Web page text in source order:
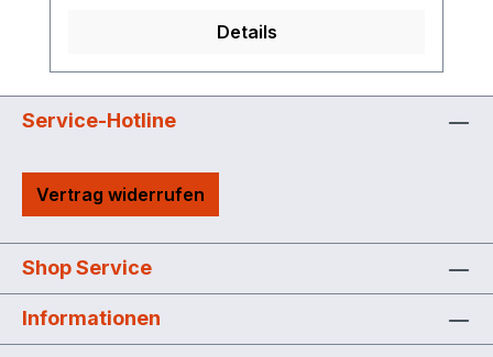
Details
Service-Hotline
Vertrag widerrufen
Shop Service
Informationen